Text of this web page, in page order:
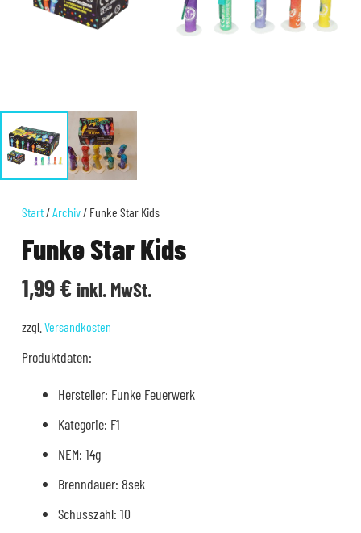
Start /Archiv / Funke Star Kids
Funke Star Kids
1,99€ inkl. MwSt.
zzgl. Versandkosten
Produktdaten:
Hersteller: Funke Feuerwerk
Kategorie: F1
NEM: 14g
Brenndauer: 8sek
Schusszahl: 10